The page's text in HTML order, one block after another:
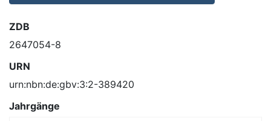
ZDB
2647054-8
URN
urn:nbn:de:gbv:3:2-389420
Jahrgänge